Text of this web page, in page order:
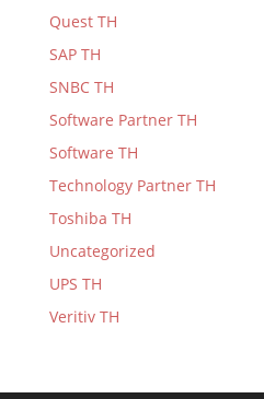
Quest TH
SAP TH
SNBC TH
Software Partner TH
Software TH
Technology Partner TH
Toshiba TH
Uncategorized
UPS TH
Veritiv TH